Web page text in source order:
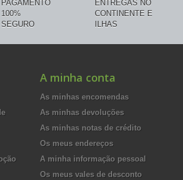
PAGAMENTO
100%
SEGURO
ENTREGAS NO
CONTINENTE E
ILHAS
A minha conta
As minhas encomendas
As minhas devoluções
As minhas notas de crédito
Os meus endereços
A minha informação pessoal
Os meus vales de desconto